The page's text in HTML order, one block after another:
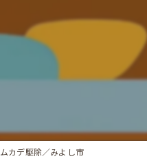
ムカデ駆除／みよし市